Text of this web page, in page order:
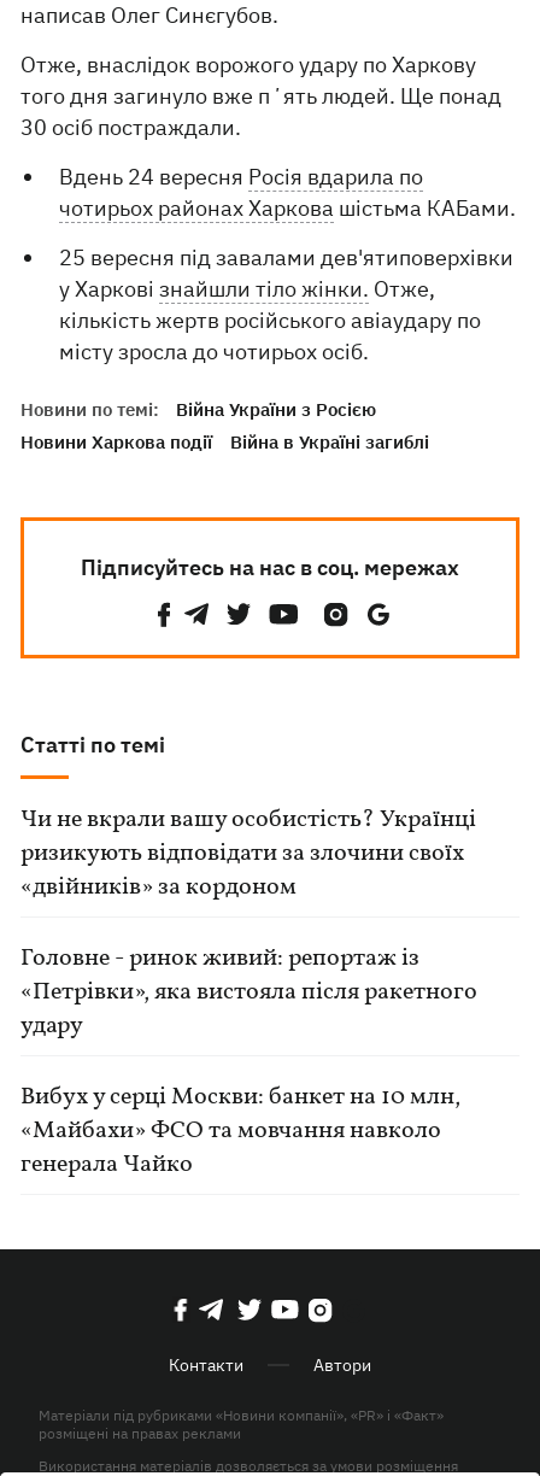
написав Олег Синєгубов.
Отже, внаслідок ворожого удару по Харкову
того дня загинуло вже пʼять людей. Ще понад
30 осіб постраждали.
Вдень 24 вересня Росія вдарила по
чотирьох районах Харкова шістьма КАБами.
25 вересня під завалами дев'ятиповерхівки
у Харковізнайшли тіло жінки. Отже,
кількість жертв російського авіаудару по
місту зросла до чотирьох осіб.
Новини по темі:
Війна України з Росією
Новини Харкова події
Війна в Україні загиблі
Підписуйтесь на нас в соц. мережах
Статті по темі
Чи не вкрали вашу особистість? Українці
ризикують відповідати за злочини своїх
«двійників» за кордоном
Головне - ринок живий: репортаж із
«Петрівки», яка вистояла після ракетного
удару
Вибух у серці Москви: банкет на 10 млн,
«Майбахи» ФСО та мовчання навколо
генерала Чайко
Контакти Автори
Матеріали під рубриками «Новини компанії», «PR» і «Факт»
розміщені на правах реклами
Використання матеріалів дозволяється за умови розміщення